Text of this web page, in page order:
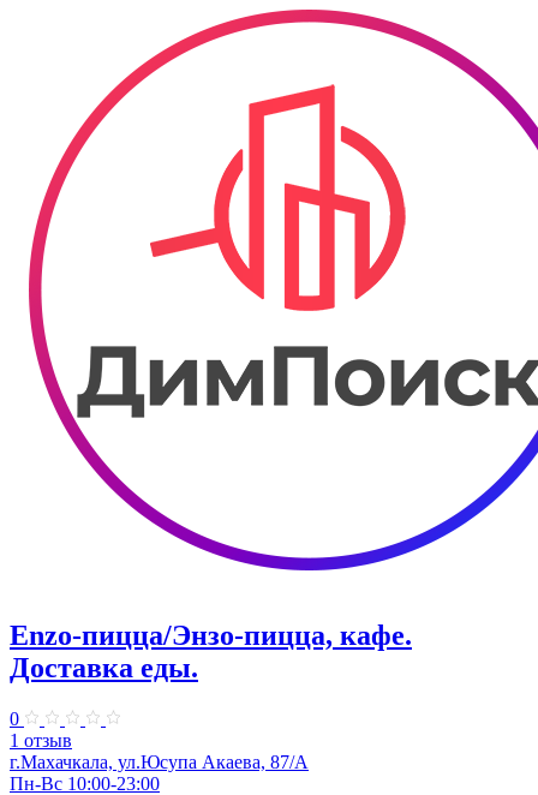
Enzo-пицца/Энзо-пицца, кафе.
Доставка еды.
0
1 отзыв
г.Махачкала, ул.Юсупа Акаева, 87/А
Пн-Вс 10:00-23:00